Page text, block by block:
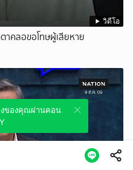
วิดีโอ
าคลอขอโทษผู้เสียหาย
ทนต์นี้บน
ของคุณผ่านคอน